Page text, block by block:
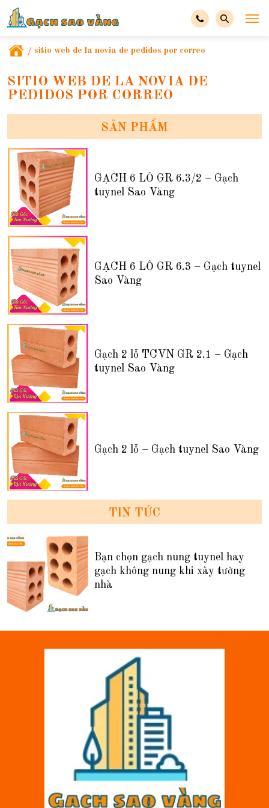
/ sitio web de la novia de pedidos por correo
SITIO WEB DE LA NOVIA DE
PEDIDOS POR CORREO
SẢN PHẨM
GẠCH 6 LỖ GR 6.3/2 – Gạch
tuynel Sao Vàng
GẠCH 6 LỖ GR 6.3 – Gạch tuynel
Sao Vàng
Gạch 2 lỗ TCVN GR 2.1 – Gạch
tuynel Sao Vàng
Gạch 2 lỗ – Gạch tuynel Sao Vàng
TIN TỨC
Bạn chọn gạch nung tuynel hay
gạch không nung khi xây tường
nhà